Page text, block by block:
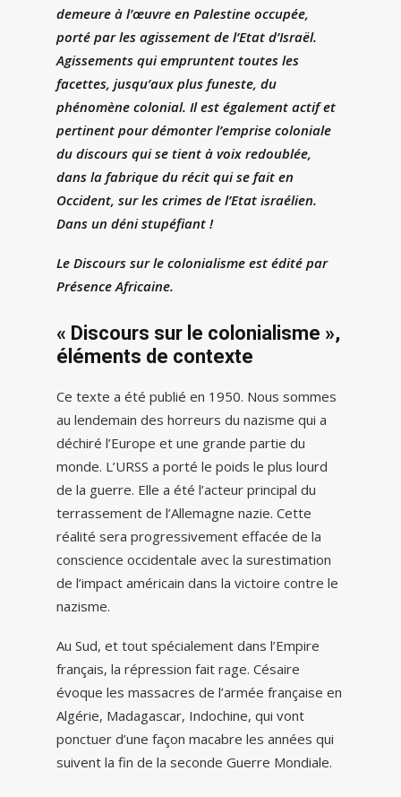
demeure à l’œuvre en Palestine occupée,
porté par les agissement de l’Etat d’Israël.
Agissements qui empruntent toutes les
facettes, jusqu’aux plus funeste, du
phénomène colonial. Il est également actif et
pertinent pour démonter l’emprise coloniale
du discours qui se tient à voix redoublée,
dans la fabrique du récit qui se fait en
Occident, sur les crimes de l’Etat israélien.
Dans un déni stupéfiant !
Le Discours sur le colonialisme est édité par
Présence Africaine.
« Discours sur le colonialisme »,
éléments de contexte
Ce texte a été publié en 1950. Nous sommes
au lendemain des horreurs du nazisme qui a
déchiré l’Europe et une grande partie du
monde. L’URSS a porté le poids le plus lourd
de la guerre. Elle a été l’acteur principal du
terrassement de l’Allemagne nazie. Cette
réalité sera progressivement effacée de la
conscience occidentale avec la surestimation
de l’impact américain dans la victoire contre le
nazisme.
Au Sud, et tout spécialement dans l’Empire
français, la répression fait rage. Césaire
évoque les massacres de l’armée française en
Algérie, Madagascar, Indochine, qui vont
ponctuer d’une façon macabre les années qui
suivent la fin de la seconde Guerre Mondiale.